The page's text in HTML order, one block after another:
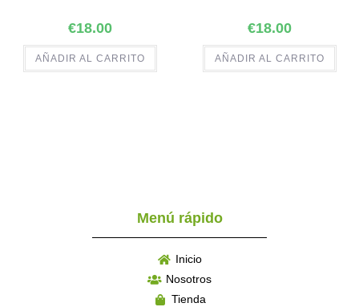
€18.00
AÑADIR AL CARRITO
€18.00
AÑADIR AL CARRITO
Menú rápido
Inicio
Nosotros
Tienda